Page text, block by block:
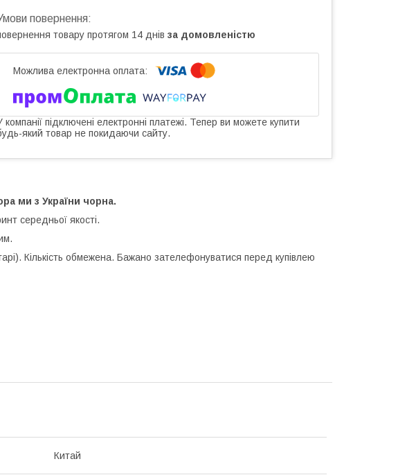
товару протягом 14 днів за домовленістю
компанії підключені електронні платежі. Тепер ви можете купити
який товар не покидаючи сайту.
ми з України чорна.
середньої якості.
Кількість обмежена. Бажано зателефонуватися перед купівлею
Китай